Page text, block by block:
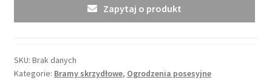
Zapytaj o produkt
SKU: Brak danych
Kategorie: Bramy skrzydłowe, Ogrodzenia posesyjne